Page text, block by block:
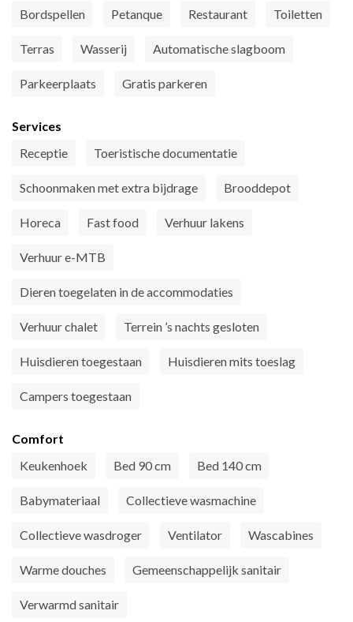
Bordspellen Petanque Restaurant Toiletten
Terras Wasserij Automatische slagboom
Parkeerplaats Gratis parkeren
Services
Receptie
Toeristische documentatie
Schoonmaken met extra bijdrage Brooddepot
Horeca Fast food Verhuur lakens
Verhuur e-MTB
Dieren toegelaten in de accommodaties
Verhuur chalet Terrein ’s nachts gesloten
Huisdieren toegestaan Huisdieren mits toeslag
Campers toegestaan
Comfort
Keukenhoek
Bed 90 cm Bed 140 cm
Babymateriaal Collectieve wasmachine
Collectieve wasdroger Ventilator Wascabines
Warme douches Gemeenschappelijk sanitair
Verwarmd sanitair